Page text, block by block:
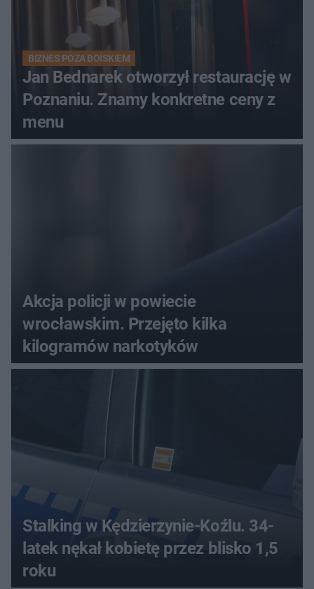
BIZNES POZA BOISKIEM
Jan Bednarek otworzył restaurację w
Poznaniu. Znamy konkretne ceny z
menu
Akcja policji w powiecie
wrocławskim. Przejęto kilka
kilogramów narkotyków
Stalking w Kędzierzynie-Koźlu. 34-
latek nękał kobietę przez blisko 1,5
roku